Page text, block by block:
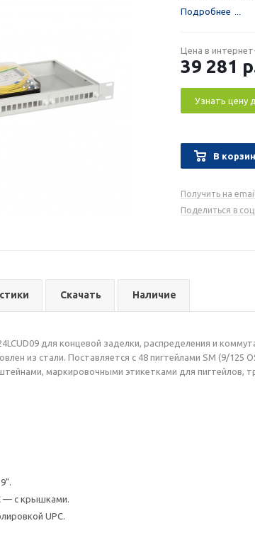
Подробнее
Цена в
39 281
Узнать цену
В
Получить на
Поделиться в
Скачать Наличие
для концевой заделки, распределения и
из стали. Поставляется с 48 пигтейлами SM (9/125
маркировочными этикетками для пигтейлов,
— с крышками.
UPC.